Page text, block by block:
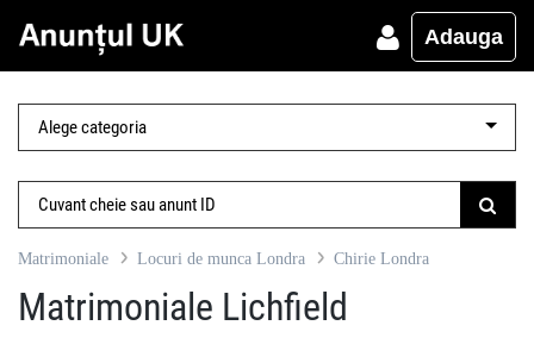
Adauga
Matrimoniale Locuri de munca Londra Chirie Londra
Matrimoniale Lichfield